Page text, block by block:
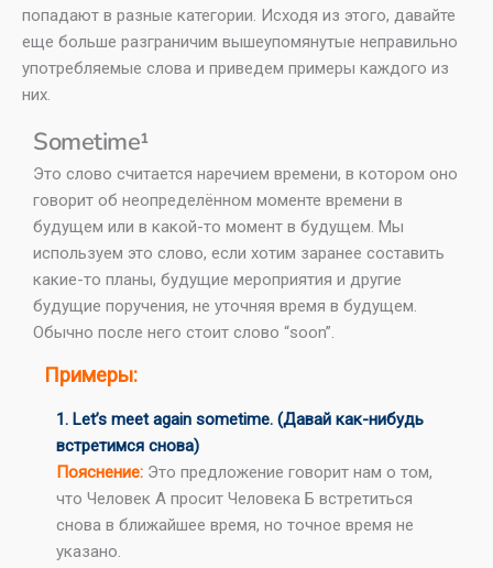
попадают в разные категории. Исходя из этого, давайте
еще больше разграничим вышеупомянутые неправильно
употребляемые слова и приведем примеры каждого из
них.
Sometime¹​​
Это слово считается наречием времени, в котором оно
говорит об неопределённом моменте времени в
будущем или в какой-то момент в будущем. Мы
используем это слово, если хотим заранее составить
какие-то планы, будущие мероприятия и другие
будущие поручения, не уточняя время в будущем.
Обычно после него стоит слово “soon”.
Примеры:
1. Let’s meet again sometime. (Давай как-нибудь
встретимся снова)
Пояснение:Это предложение говорит нам о том,
что Человек А просит Человека Б встретиться
снова в ближайшее время, но точное время не
указано.